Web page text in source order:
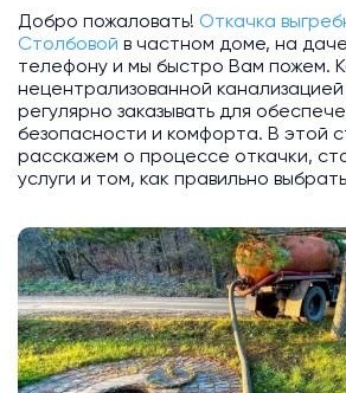
Добро пожаловать! Откачка
Столбовой в частном доме, на
телефону и мы быстро Вам пожем.
нецентрализованной
регулярно заказывать для
безопасности и комфорта. В этой
расскажем о процессе откачки,
услуги и том, как правильно